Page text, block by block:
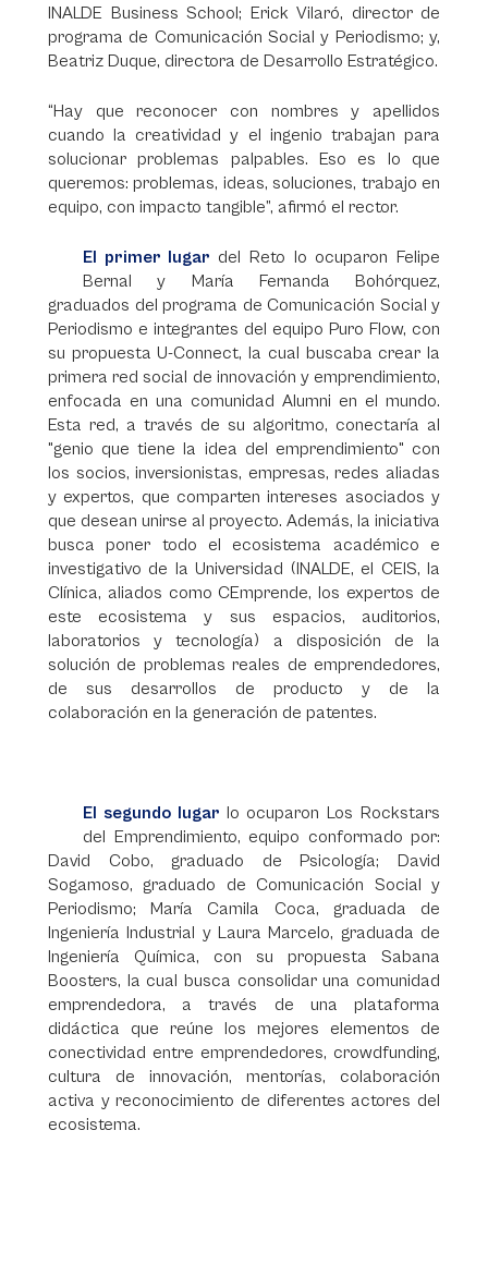
INALDE Business School; Erick Vilaró, director de
programa de Comunicación Social y Periodismo; y,
Beatriz Duque, directora de Desarrollo Estratégico.
“Hay que reconocer con nombres y apellidos
cuando la creatividad y el ingenio trabajan para
solucionar problemas palpables. Eso es lo que
queremos: problemas, ideas, soluciones, trabajo en
equipo, con impacto tangible”, afirmó el rector.
El primer lugar del Reto lo ocuparon Felipe
Bernal y María Fernanda Bohórquez,
graduados del programa de Comunicación Social y
Periodismo e integrantes del equipo Puro Flow, con
su propuesta U-Connect, la cual buscaba crear la
primera red social de innovación y emprendimiento,
enfocada en una comunidad Alumni en el mundo.
Esta red, a través de su algoritmo, conectaría al
"genio que tiene la idea del emprendimiento" con
los socios, inversionistas, empresas, redes aliadas
y expertos, que comparten intereses asociados y
que desean unirse al proyecto. Además, la iniciativa
busca poner todo el ecosistema académico e
investigativo de la Universidad (INALDE, el CEIS, la
Clínica, aliados como CEmprende, los expertos de
este ecosistema y sus espacios, auditorios,
laboratorios y tecnología) a disposición de la
solución de problemas reales de emprendedores,
de sus desarrollos de producto y de la
colaboración en la generación de patentes.
El segundo lugar lo ocuparon Los Rockstars
del Emprendimiento, equipo conformado por:
David Cobo, graduado de Psicología; David
Sogamoso, graduado de Comunicación Social y
Periodismo; María Camila Coca, graduada de
Ingeniería Industrial y Laura Marcelo, graduada de
Ingeniería Química, con su propuesta Sabana
Boosters, la cual busca consolidar una comunidad
emprendedora, a través de una plataforma
didáctica que reúne los mejores elementos de
conectividad entre emprendedores, crowdfunding,
cultura de innovación, mentorías, colaboración
activa y reconocimiento de diferentes actores del
ecosistema.